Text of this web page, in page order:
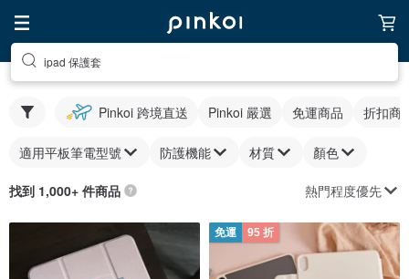
ipad 保護套
Pinkoi 跨境直送 Pinkoi 嚴選 免運商品 折扣商
適用平板筆電型號 防護機能 材質 顏色
找到 1,000+ 件商品 熱門程度優先
免運 95 折